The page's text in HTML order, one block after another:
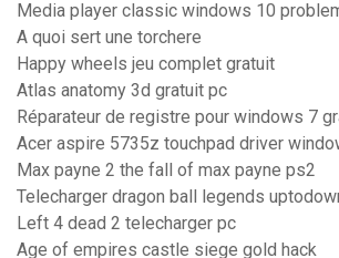
Media player classic windows 10
A quoi sert une torchere
Happy wheels jeu complet gratuit
Atlas anatomy 3d gratuit pc
Réparateur de registre pour windows 7
Acer aspire 5735z touchpad driver
Max payne 2 the fall of max payne ps2
Telecharger dragon ball legends
Left 4 dead 2 telecharger pc
Age of empires castle siege gold hack